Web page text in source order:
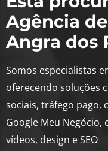
Agência
Angra dos
Somos especialistas
oferecendo soluções
sociais, tráfego pago,
Google Meu Negócio,
vídeos, design e SEO